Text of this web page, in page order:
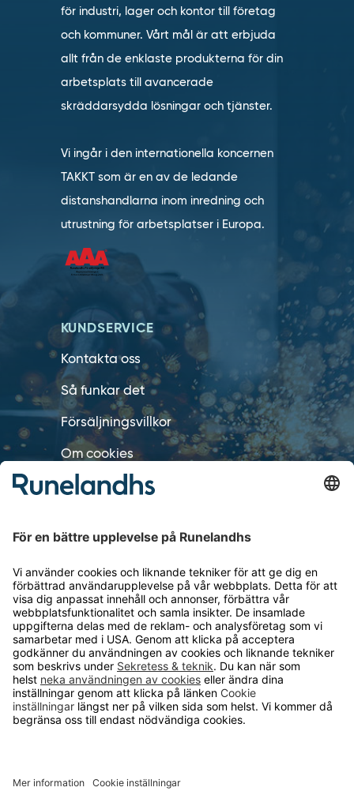
för industri, lager och kontor till företag
och kommuner. Vårt mål är att erbjuda
allt från de enklaste produkterna för din
arbetsplats till avancerade
skräddarsydda lösningar och tjänster.
Vi ingår i den internationella koncernen
TAKKT som är en av de ledande
distanshandlarna inom inredning och
utrustning för arbetsplatser i Europa.
KUNDSERVICE
Kontakta oss
Så funkar det
Försäljningsvillkor
Om cookies
Personuppgiftshantering
OM RUNELANDHS
Om Runelandhs
Köpvillkor
Därför ska du välja oss
Lediga jobb
Kvalitets- och miljöpolicy